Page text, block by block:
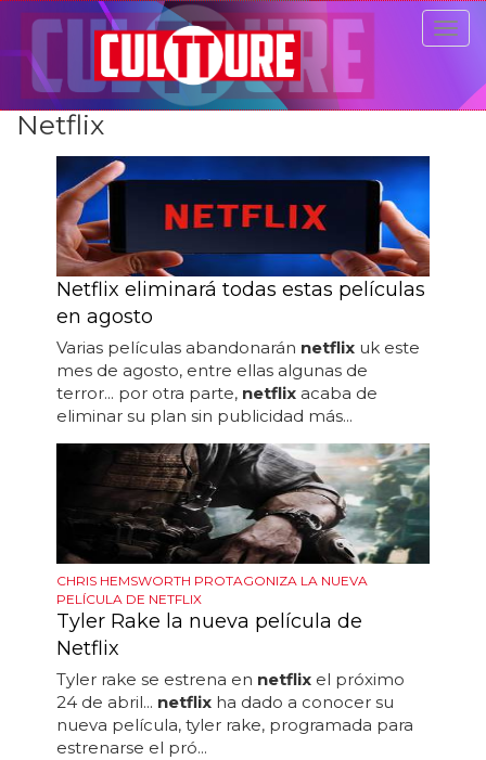
Netflix
Netflix eliminará todas estas películas
en agosto
Varias películas abandonarán netflix uk este
mes de agosto, entre ellas algunas de
terror... por otra parte, netflix acaba de
eliminar su plan sin publicidad más...
CHRIS HEMSWORTH PROTAGONIZA LA NUEVA
PELÍCULA DE NETFLIX
Tyler Rake la nueva película de
Netflix
Tyler rake se estrena en netflix el próximo
24 de abril... netflix ha dado a conocer su
nueva película, tyler rake, programada para
estrenarse el pró...